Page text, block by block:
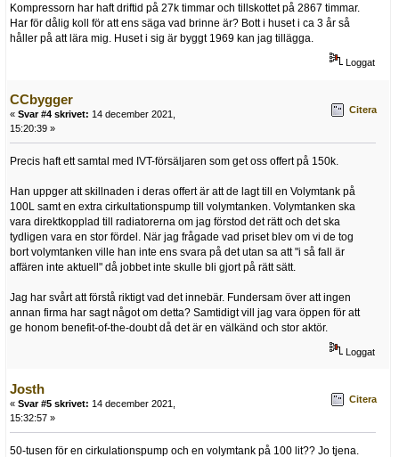
Kompressorn har haft driftid på 27k timmar och tillskottet på 2867 timmar.
Har för dålig koll för att ens säga vad brinne är? Bott i huset i ca 3 år så
håller på att lära mig. Huset i sig är byggt 1969 kan jag tillägga.
Loggat
CCbygger
« Svar #4 skrivet: 14 december 2021,
15:20:39 »
Citera
Precis haft ett samtal med IVT-försäljaren som get oss offert på 150k.
Han uppger att skillnaden i deras offert är att de lagt till en Volymtank på
100L samt en extra cirkultationspump till volymtanken. Volymtanken ska
vara direktkopplad till radiatorerna om jag förstod det rätt och det ska
tydligen vara en stor fördel. När jag frågade vad priset blev om vi de tog
bort volymtanken ville han inte ens svara på det utan sa att "i så fall är
affären inte aktuell" då jobbet inte skulle bli gjort på rätt sätt.
Jag har svårt att förstå riktigt vad det innebär. Fundersam över att ingen
annan firma har sagt något om detta? Samtidigt vill jag vara öppen för att
ge honom benefit-of-the-doubt då det är en välkänd och stor aktör.
Loggat
Josth
« Svar #5 skrivet: 14 december 2021,
15:32:57 »
Citera
50-tusen för en cirkulationspump och en volymtank på 100 lit?? Jo tjena.